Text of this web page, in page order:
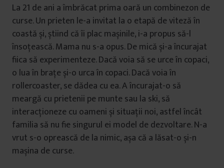
La 21 de ani a îmbrăcat prima oară un combinezon de
curse. Un prieten le-a invitat la o etapă de viteză în
coastă și, știind că îi plac mașinile, i-a propus să-l
însoțească. Mama nu s-a opus. De mică și-a încurajat
fiica să experimenteze. Dacă voia să se urce în copaci,
o lua în brațe și-o urca în copaci. Dacă voia în
rollercoaster, se dădea cu ea. A încurajat-o să
meargă cu prietenii pe munte sau la ski, să
interacționeze cu oameni și situații noi, astfel încât
familia să nu fie singurul ei model de dezvoltare. N-a
vrut s-o oprească de la nimic, așa că a lăsat-o și-n
mașina de curse.